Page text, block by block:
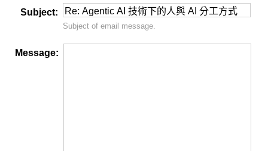
Subject:
Subject of email message.
Message: